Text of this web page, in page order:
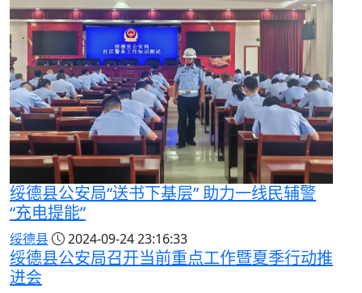
绥德县公安局“送书下基层” 助力一线民辅警
“充电提能”
绥德县 2024-09-24 23:16:33
绥德县公安局召开当前重点工作暨夏季行动推
进会